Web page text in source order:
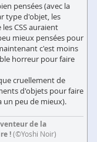
pensées (avec la
type d'objet, les
CSS auraient
mieux pensées pour
c'est moins
horreur pour faire
cruellement de
d'objets pour faire
peu de mieux).
de la
!(©Yoshi Noir)